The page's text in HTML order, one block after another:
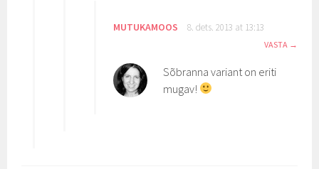
MUTUKAMOOS 8. dets. 2013 at 13:13
VASTA
Sõbranna variant on eriti
mugav!